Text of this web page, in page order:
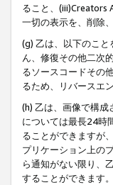
ること、(iii)Creators
一切の表示を、削除
(g) 乙は、以下のこ
ん、修復その他二次
るソースコードその
るため、リバースエ
(h) 乙は、画像で構
については最長24時
ることができますが
プリケーション上の
ら通知がない限り、
することができます